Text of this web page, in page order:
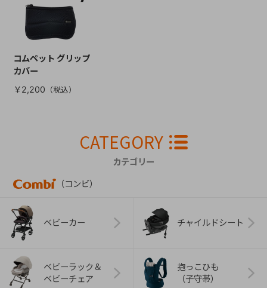
コムペット グリップ
カバー
￥2,200
CATEGORY
カテゴリー
（コンビ）
ベビーカー チャイルドシート
ベビーラック＆
ベビーチェア
抱っこひも
（子守帯）